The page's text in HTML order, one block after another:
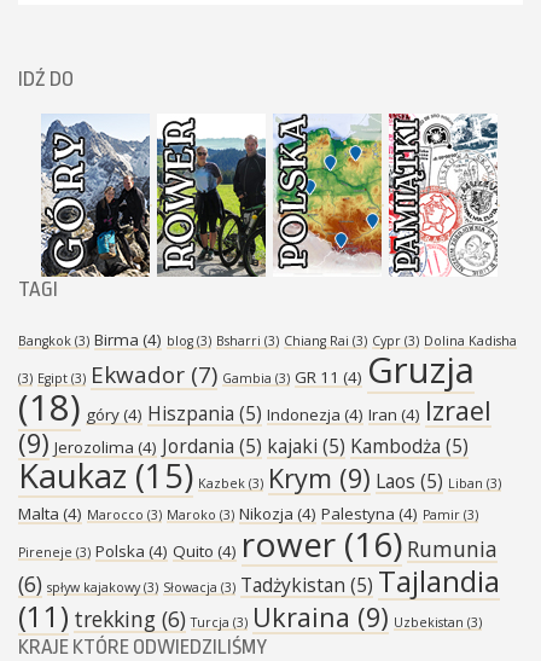
IDŹ DO
TAGI
Bangkok (3) Birma (4) blog (3) Bsharri (3) Chiang Rai (3) Cypr (3) Dolina Kadisha
(3) Egipt (3) Ekwador (7) Gambia (3) GR 11 (4) Gruzja
(18) góry(4) Hiszpania (5) Indonezja (4) Iran (4) Izrael
(9) Jerozolima (4) Jordania (5) kajaki (5) Kambodża (5)
Kaukaz (15) Kazbek (3) Krym (9) Laos (5) Liban (3)
Malta (4) Marocco (3) Maroko (3) Nikozja (4) Palestyna (4) Pamir (3)
Pireneje (3) Polska (4) Quito (4) rower (16) Rumunia
(6) spływ kajakowy(3) Słowacja (3) Tadżykistan (5) Tajlandia
(11) trekking (6) Turcja (3) Ukraina (9) Uzbekistan (3)
KRAJE KTÓRE ODWIEDZILIŚMY